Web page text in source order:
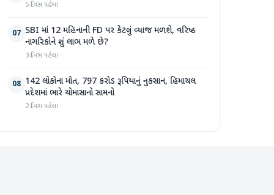
5 દિવસ પહેલા
07 SBI માં 12 મહિનાની FD પર કેટલું વ્યાજ મળશે, વરિષ્ઠ
નાગરિકોને શું લાભ મળે છે?
3 દિવસ પહેલા
08 142 લોકોના મોત, 797 કરોડ રૂપિયાનું નુકસાન, હિમાચલ
પ્રદેશમાં ભારે ચોમાસાનો સામનો
2 દિવસ પહેલા